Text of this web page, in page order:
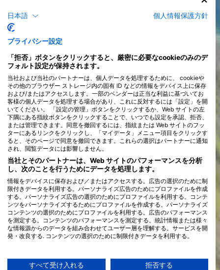
南米には、イリャベラ、アブロルホス諸島、イースター島など、
数多くのダイビングスポットがあります。キュラソー、アルバ、
ブラジル、ボネール島は、この地域で最高のスクーバダイビング
の目的地です。フェルナンド・デ・ノローニャ島のような、ホテ
ルが一切ない手つかずの火山島など、冒険好きにはたまらない隠
れた名所も数多くあります。南米での冒険では、冷水ダイビン
グ、​​サメとのケージダイビング、​​さらには海底火山の尾根の探検
なども楽しめます。この地域でダイビングに最適な時期は9月から
5月ですが、一年を通してダイビングに適したコンディションが揃
っています。
日本語 個人情報保護方針
プライバシー設定
「拒否」ボタンをクリックすると、厳密に必要なcookieのみのデ
フォルト設定が保持されます。
当社および当社のパートナーは、個人データを処理するために、 cookieや
その他のブラウザー ストレージ内の固有 ID などの情報をデバイス上に保存
および/またはアクセスします。一部のベンダーは正当な利益に基づいてお
客様の個人データを処理する場合があり、これに反対するには「設定」を開
いてください。 「設定の管理」ボタンをクリックするか、Web サイトの左
下隅にある指紋ボタンをクリックすることで、いつでも設定を承認、拒否、
または管理できます。同意を撤回するには、指紋または Web サイトのフッ
ターにあるリンクをクリックし、「マイデータ」メニュー項目をクリックす
ると、そのページで同意を撤回できます。これらの選択はパートナーに通知
され、閲覧データには影響しません。
当社とそのパートナーは、Web サイトのパフォーマンスを分析
し、次のことを行うためにデータを処理します。
情報をデバイスに保存および／またはアクセスする。広告の選択のために制
限付きデータを利用する。パーソナライズ広告のためにプロファイルを作成
する。パーソナライズ広告の選択のためにプロファイルを利用する。コンテ
ンツをパーソナライズするためにプロファイルを作成する。パーソナライズ
コンテンツの選択のためにプロファイルを利用する。広告のパフォーマンス
を測定する。コンテンツのパフォーマンスを測定する。統計情報または様々
な情報源からのデータを組み合わせてユーザー層を理解する。サービスを開
発・改良する. コンテンツの選択のために制限付きデータを利用する。
データは欧州連合外で共有され、米国に送信される場合があります。
すべて受け入れる 拒否する